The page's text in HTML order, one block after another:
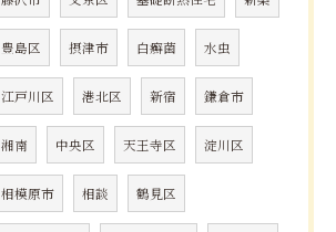
豊島区 摂津市 白癬菌 水虫
江戸川区 港北区 新宿 鎌倉市
湘南 中央区 天王寺区 淀川区
相模原市 相談 鶴見区